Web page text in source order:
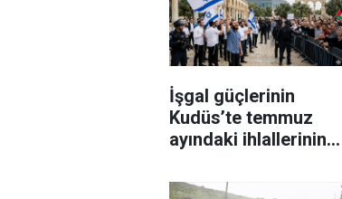
İşgal güçlerinin
Kudüs’te temmuz
ayındaki ihlallerinin